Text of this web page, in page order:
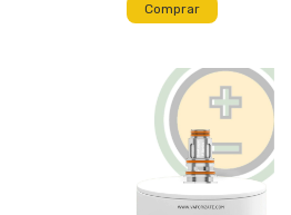
Comprar